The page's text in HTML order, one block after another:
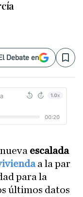
Debate en Save
escalada
a la par
para la
últimos datos